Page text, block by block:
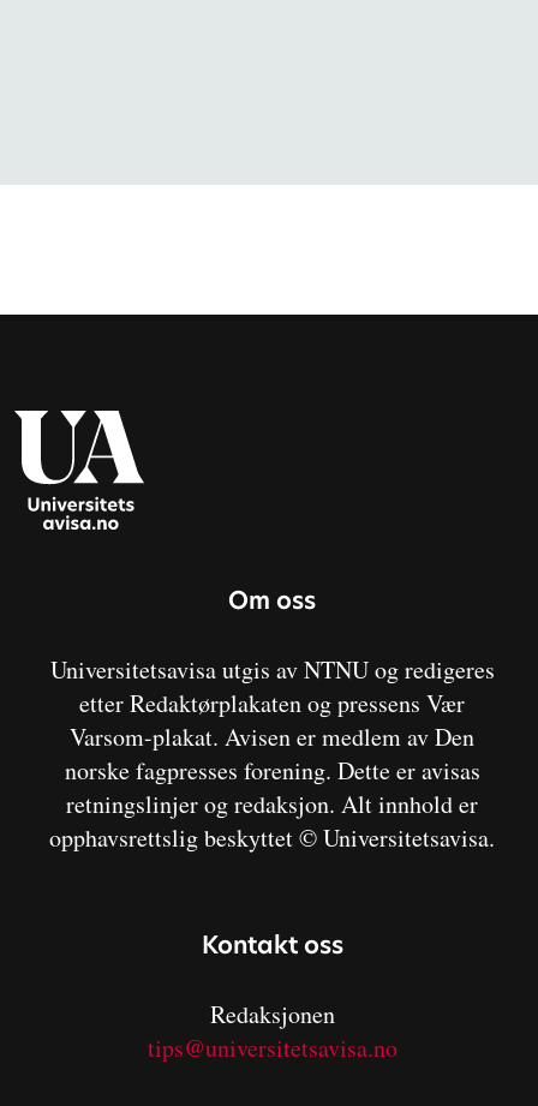
Om oss
Universitetsavisa utgis av NTNU og redigeres
etter Redaktørplakaten og pressens Vær
Varsom-plakat. Avisen er medlem av Den
norske fagpresses forening. Dette er avisas
retningslinjer og redaksjon. Alt innhold er
opphavsrettslig beskyttet © Universitetsavisa.
Kontakt oss
Redaksjonen
tips@universitetsavisa.no